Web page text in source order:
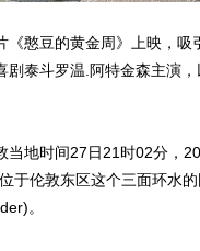
憨豆的黄金周》上映，吸
泰斗罗温.阿特金森主演
时间27日21时02分，
于伦敦东区这个三面环水
。